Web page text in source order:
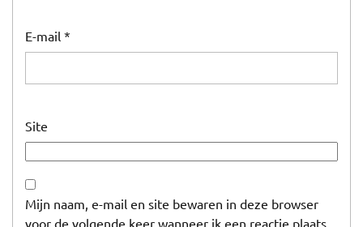
E-mail *
Site
Mijn naam, e-mail en site bewaren in deze browser
voor de volgende keer wanneer ik een reactie plaats.